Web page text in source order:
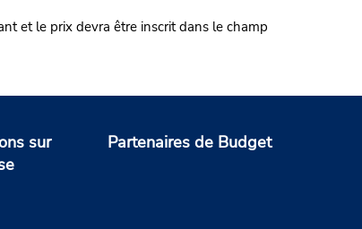
et le prix devra être inscrit dans le champ
sur
Partenaires de Budget